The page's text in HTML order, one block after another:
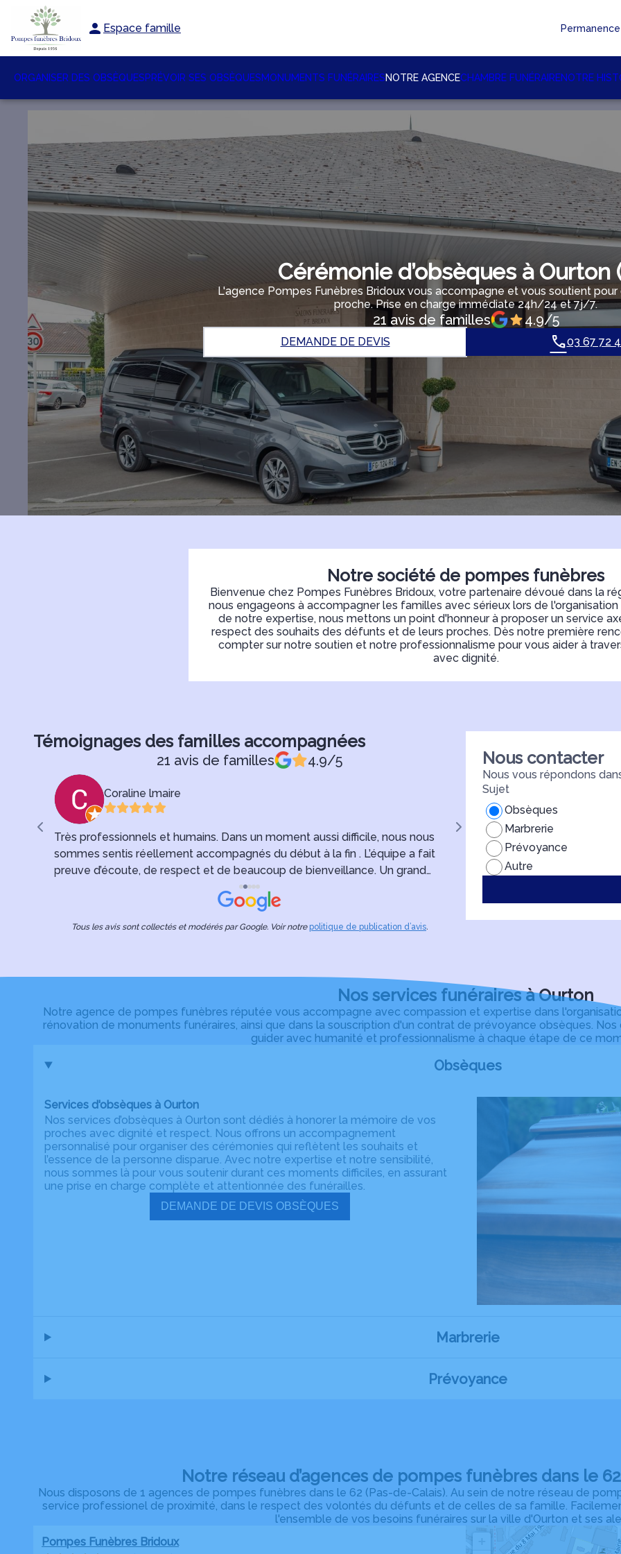
Espace famille
ORGANISER DES OBSÈQUESPRÉVOIR SES OBSÈQUESMONUMENTS FUNÉRAIRESNOTRE AGENCECHAMBRE FUNÉRAIRENOTRE
Cérémonie d’obsèques à Ourton
L'agence Pompes Funèbres Bridoux vous accompagne et vous soutient pour
proche. Prise en charge immédiate 24h/24 et 7j/7.
21 avis de familles 4.9/5
DEMANDE DE DEVIS 03 67 72
Notre société de pompes funèbres
Bienvenue chez Pompes Funèbres Bridoux, votre partenaire dévoué dans la
nous engageons à accompagner les familles avec sérieux lors de
de notre expertise, nous mettons un point d'honneur à proposer un service
respect des souhaits des défunts et de leurs proches. Dès notre première
compter sur notre soutien et notre professionnalisme pour vous aider à
avec dignité.
Témoignages des familles accompagnées
21 avis de familles 4.9/5
Coraline lmaire
Très professionnels et humains. Dans un moment aussi difficile, nous nous
sommes sentis réellement accompagnés du début à la fin . L’équipe a fait
preuve d’écoute, de respect et de beaucoup de bienveillance. Un grand
merci pour votre soutien et votre sérieux. Merci pour mon Papi 🌟
Manon Masse
Nous tenons à remercier
funèbres pour leur
Dans ce moment difficile,
écoute, de bienveillance et
mère, ma famille et moi-
sa disponibilité et la qualité de
Tous les avis sont collectés et modérés par Google. Voir notre politique de publication d’avis.
Nous contacter
Nous vous répondons
Sujet
Obsèques
Marbrerie
Prévoyance
Autre
Nos services funéraires à Ourton
Notre agence de pompes funèbres réputée vous accompagne avec compassion et expertise dans
rénovation de monuments funéraires, ainsi que dans la souscription d'un contrat de prévoyance obsèques.
guider avec humanité et professionnalisme à chaque étape de ce
Obsèques
Services d'obsèques à Ourton
Nos services d’obsèques à Ourton sont dédiés à honorer la mémoire de vos
proches avec dignité et respect. Nous offrons un accompagnement
personnalisé pour organiser des cérémonies qui reflètent les souhaits et
l’essence de la personne disparue. Avec notre expertise et notre sensibilité,
nous sommes là pour vous soutenir durant ces moments difficiles, en assurant
une prise en charge complète et attentionnée des funérailles.
DEMANDE DE DEVIS OBSÈQUES
Marbrerie
Prévoyance
Notre réseau d’agences de pompes funèbres dans le
Nous disposons de 1 agences de pompes funèbres dans le 62 (Pas-de-Calais). Au sein de notre réseau de
service professionel de proximité, dans le respect des volontés du défunts et de celles de sa famille.
l'ensemble de vos besoins funéraires sur la ville d'Ourton et ses
Pompes Funèbres Bridoux